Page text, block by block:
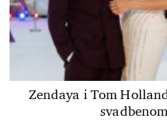
Zendaya i Tom